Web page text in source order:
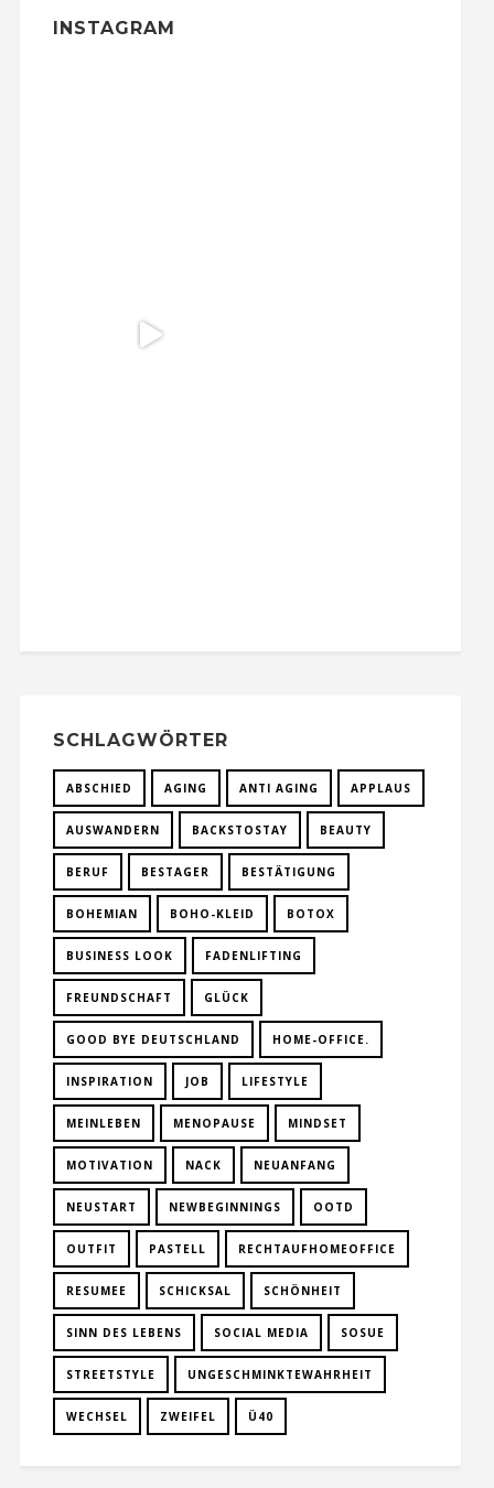
INSTAGRAM
SCHLAGWÖRTER
ABSCHIED AGING ANTI AGING APPLAUS
AUSWANDERN BACKSTOSTAY BEAUTY
BERUF BESTAGER BESTÄTIGUNG
BOHEMIAN BOHO-KLEID BOTOX
BUSINESS LOOK FADENLIFTING
FREUNDSCHAFT GLÜCK
GOOD BYE DEUTSCHLAND HOME-OFFICE.
INSPIRATION JOB LIFESTYLE
MEINLEBEN MENOPAUSE MINDSET
MOTIVATION NACK NEUANFANG
NEUSTART NEWBEGINNINGS OOTD
OUTFIT PASTELL RECHTAUFHOMEOFFICE
RESUMEE SCHICKSAL SCHÖNHEIT
SINN DES LEBENS SOCIAL MEDIA SOSUE
STREETSTYLE UNGESCHMINKTEWAHRHEIT
WECHSEL ZWEIFEL Ü40